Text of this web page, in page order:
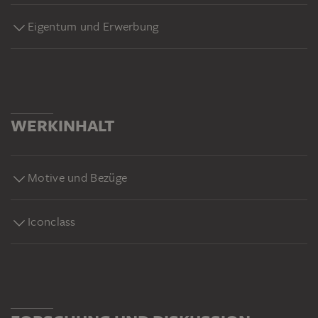
Eigentum und Erwerbung
WERKINHALT
Motive und Bezüge
Iconclass